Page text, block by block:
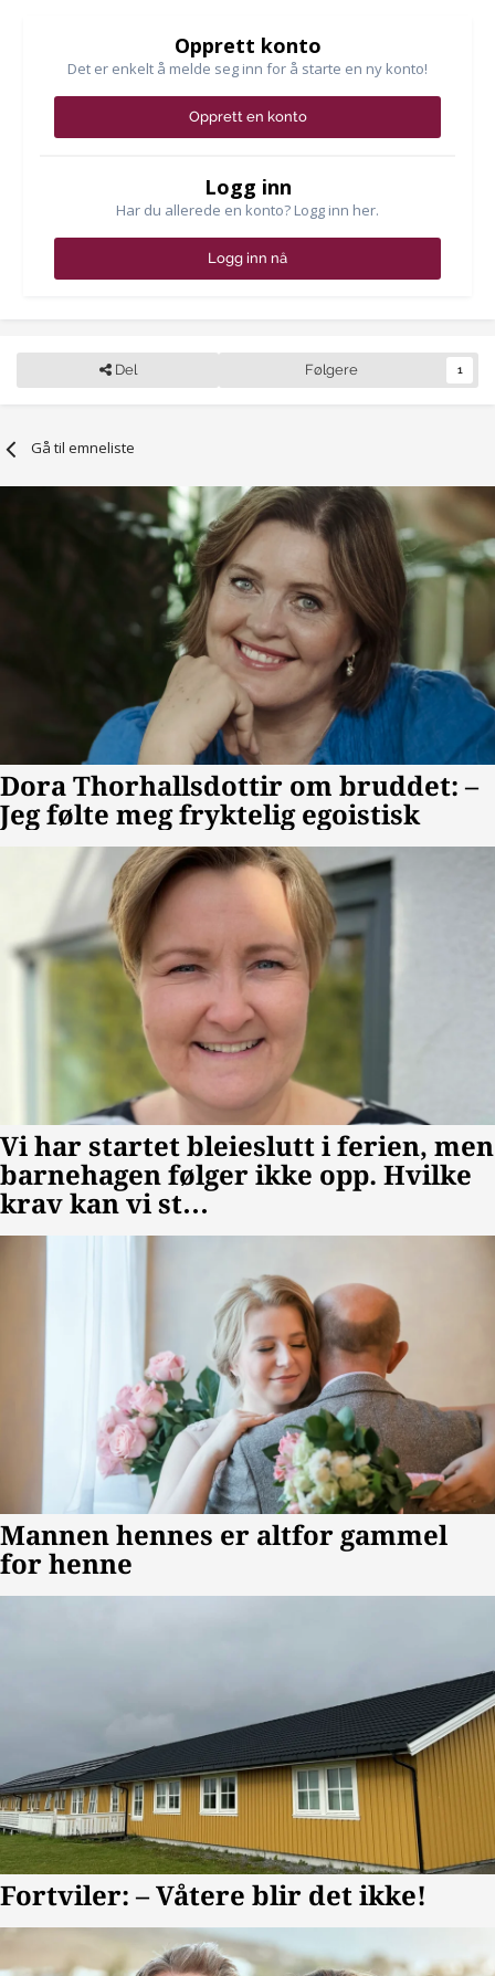
Opprett konto
Det er enkelt å melde seg inn for å starte en ny konto!
Opprett en konto
Logg inn
Har du allerede en konto? Logg inn her.
Logg inn nå
Del Følgere 1
Gå til emneliste